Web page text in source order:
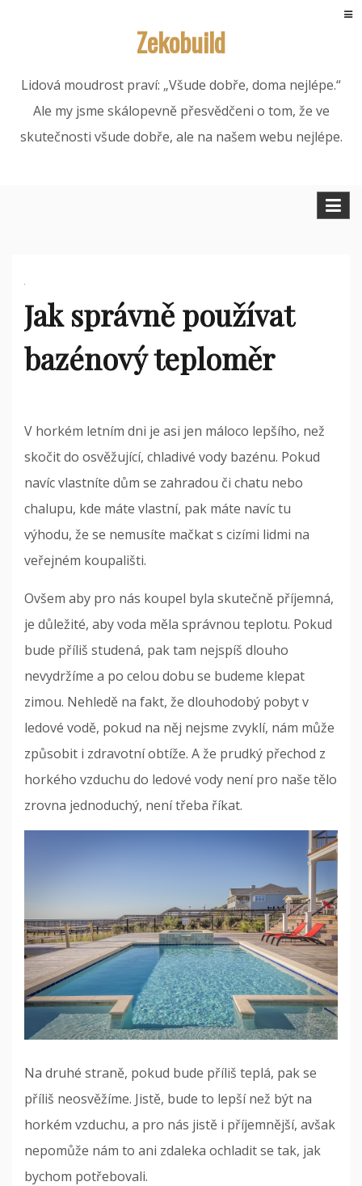
Zekobuild
Lidová moudrost praví: „Všude dobře, doma nejlépe.“
Ale my jsme skálopevně přesvědčeni o tom, že ve
skutečnosti všude dobře, ale na našem webu nejlépe.
Jak správně používat
bazénový teploměr
V horkém letním dni je asi jen máloco lepšího, než
skočit do osvěžující, chladivé vody bazénu. Pokud
navíc vlastníte dům se zahradou či chatu nebo
chalupu, kde máte vlastní, pak máte navíc tu
výhodu, že se nemusíte mačkat s cizími lidmi na
veřejném koupališti.
Ovšem aby pro nás koupel byla skutečně příjemná,
je důležité, aby voda měla správnou teplotu. Pokud
bude příliš studená, pak tam nejspíš dlouho
nevydržíme a po celou dobu se budeme klepat
zimou. Nehledě na fakt, že dlouhodobý pobyt v
ledové vodě, pokud na něj nejsme zvyklí, nám může
způsobit i zdravotní obtíže. A že prudký přechod z
horkého vzduchu do ledové vody není pro naše tělo
zrovna jednoduchý, není třeba říkat.
Na druhé straně, pokud bude příliš teplá, pak se
příliš neosvěžíme. Jistě, bude to lepší než být na
horkém vzduchu, a pro nás jistě i příjemnější, avšak
nepomůže nám to ani zdaleka ochladit se tak, jak
bychom potřebovali.